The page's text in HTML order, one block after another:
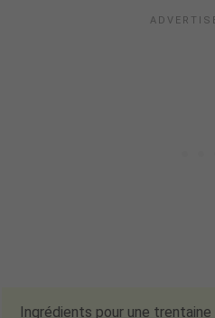
Ingrédients pour une trentaine